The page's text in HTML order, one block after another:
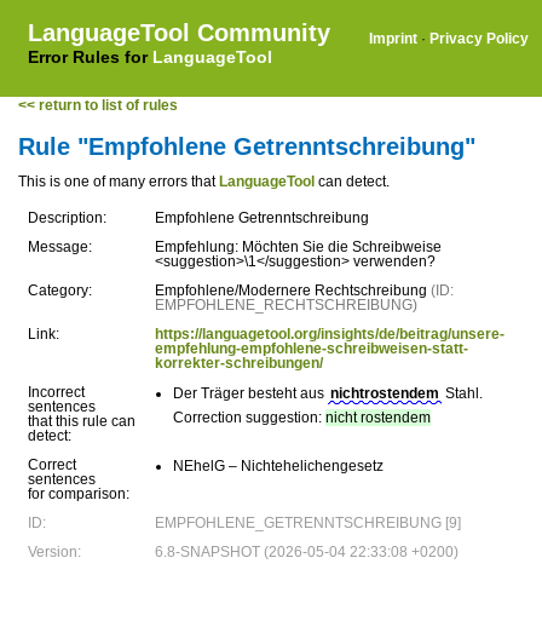
LanguageTool Community
Error Rules for LanguageTool
Imprint · Privacy Policy
<< return to list of rules
Rule "Empfohlene Getrenntschreibung"
This is one of many errors that LanguageTool can detect.
Description:
Empfohlene Getrenntschreibung
Message:
Empfehlung: Möchten Sie die Schreibweise
<suggestion>\1</suggestion> verwenden?
Category:
Empfohlene/Modernere Rechtschreibung (ID:
EMPFOHLENE_RECHTSCHREIBUNG)
Link:
https://languagetool.org/insights/de/beitrag/unsere-
empfehlung-empfohlene-schreibweisen-statt-
korrekter-schreibungen/
Incorrect
sentences
that this rule can
detect:
Der Träger besteht aus nichtrostendem Stahl.
Correction suggestion: nicht rostendem
Correct
sentences
for comparison:
NEhelG – Nichtehelichengesetz
ID:
EMPFOHLENE_GETRENNTSCHREIBUNG [9]
Version:
6.8-SNAPSHOT (2026-05-04 22:33:08 +0200)